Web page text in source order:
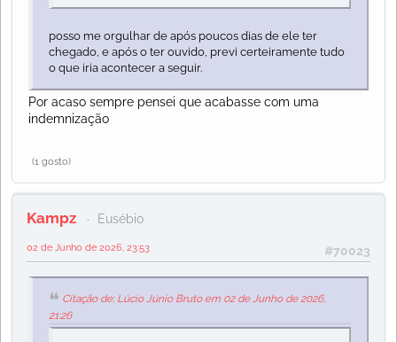
posso me orgulhar de após poucos dias de ele ter
chegado, e após o ter ouvido, previ certeiramente tudo
o que iria acontecer a seguir.
Por acaso sempre pensei que acabasse com uma
indemnização
(1 gosto)
Kampz Eusébio
#70023
02 de Junho de 2026, 23:53
Citação de: Lúcio Júnio Bruto em 02 de Junho de 2026,
21:26